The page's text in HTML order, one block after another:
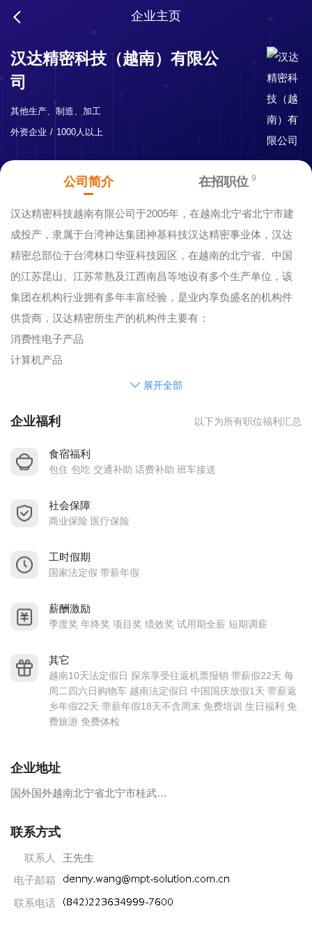
企业主页
汉达精密科技（越南）有限公
司
其他生产、制造、加工
外资企业
1000人以上
公司简介 在招职位 9
汉达精密科技越南有限公司于2005年，在越南北宁省北宁市建
成投产，隶属于台湾神达集团神基科技汉达精密事业体，汉达
精密总部位于台湾林口华亚科技园区，在越南的北宁省、中国
的江苏昆山、江苏常熟及江西南昌等地设有多个生产单位，该
集团在机构行业拥有多年丰富经验，是业内享负盛名的机构件
供货商，汉达精密所生产的机构件主要有：
消费性电子产品
计算机产品
移动电话
越南公司位于越南北宁省北宁市桂武工业区，主要从事塑料、
首都河内33KM，河内机场30KM，离越南北部重要港口城市海
防市110KM，目前在职员工1600人，集团也在继续增加越南公
省注册投资建立第二家以生产汽车零部件为主的分公司，于
展望未来，汉达精密将致力于提升产品增值服务的质量，并用
更前瞻性的眼光和虚心的学习态度去看待全球市场，立志在机
构件行业里，成为世界舞台上一揽子国际大厂不可或缺的重要
伙伴。现因公司业务发展需要，需招募大量人才，期待您的加
Notes for job applicants
mail.
1、直接通过人才网投递简历或E-mail.
your current and expected salary and the earliest availability in
your resume.
2、应聘者的简历请注明姓名、具体应聘职位、目前薪酬、期望
薪酬和最快到岗时间。
展开全部
企业福利 以下为所有职位福利汇总
食宿福利
包住 包吃 交通补助 话费补助 班车接送
社会保障
商业保险 医疗保险
工时假期
国家法定假 带薪年假
薪酬激励
季度奖 年终奖 项目奖 绩效奖 试用期全薪 短期调薪
其它
越南10天法定假日 探亲享受往返机票报销 带薪假22天 每
周二四六日购物车 越南法定假日 中国国庆放假1天 带薪返
乡年假22天 带薪年假18天不含周末 免费培训 生日福利 免
费旅游 免费体检
企业地址
国外国外越南北宁省北宁市桂武工业区
联系方式
联系人
王先生
电子邮箱
联系电话